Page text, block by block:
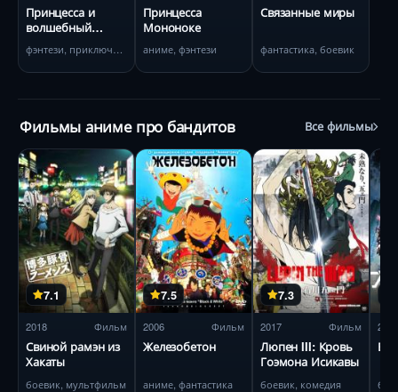
Принцесса и
волшебный
Принцесса
Мононоке
аниме, фэнтези
Связанные миры
фантастика, боевик
Фильмы аниме про бандитов Все фильмы
7.1
2018 Фильм
Свиной рамэн из
Хакаты
боевик, мультфильм
7.5
2006 Фильм
Железобетон
аниме, фантастика
7.3
2017 Фильм
Люпен III: Кровь
Гоэмона Исикавы
боевик, комедия
2016